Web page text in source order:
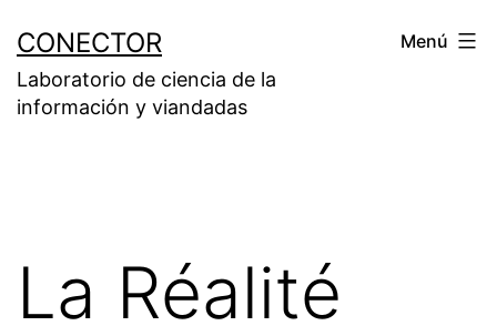
contenido
CONECTOR
Laboratorio de ciencia de la
información y viandadas
Menú
La Réalité